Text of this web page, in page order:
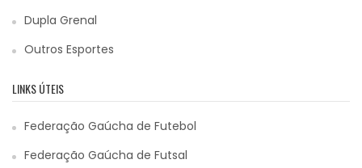
Dupla Grenal
Outros Esportes
LINKS ÚTEIS
Federação Gaúcha de Futebol
Federação Gaúcha de Futsal